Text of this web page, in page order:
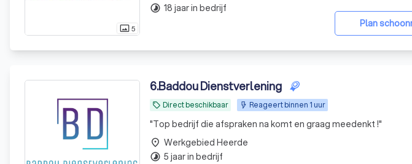
photo_size_select_actual5 Plan
timelapse 18 jaar in bedrijf
6.Baddou Dienstverlening
local_offer Direct beschikbaar Reageert binnen 1 uur
"Top bedrijf die afspraken na komt en graag meedenkt !"
place Werkgebied Heerde
timelapse 5 jaar in bedrijf